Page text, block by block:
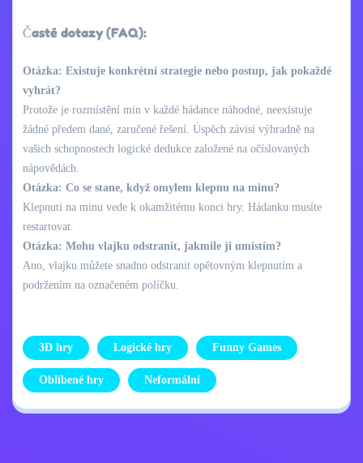
Časté dotazy (FAQ):
Otázka: Existuje konkrétní strategie nebo postup, jak pokaždé
vyhrát?
Protože je rozmístění min v každé hádance náhodné, neexistuje
žádné předem dané, zaručené řešení. Úspěch závisí výhradně na
vašich schopnostech logické dedukce založené na očíslovaných
nápovědách.
Otázka: Co se stane, když omylem klepnu na minu?
Klepnutí na minu vede k okamžitému konci hry. Hádanku musíte
restartovat.
Otázka: Mohu vlajku odstranit, jakmile ji umístím?
Ano, vlajku můžete snadno odstranit opětovným klepnutím a
podržením na označeném políčku.
3D hry Logické hry Funny Games
Oblíbené hry Neformální